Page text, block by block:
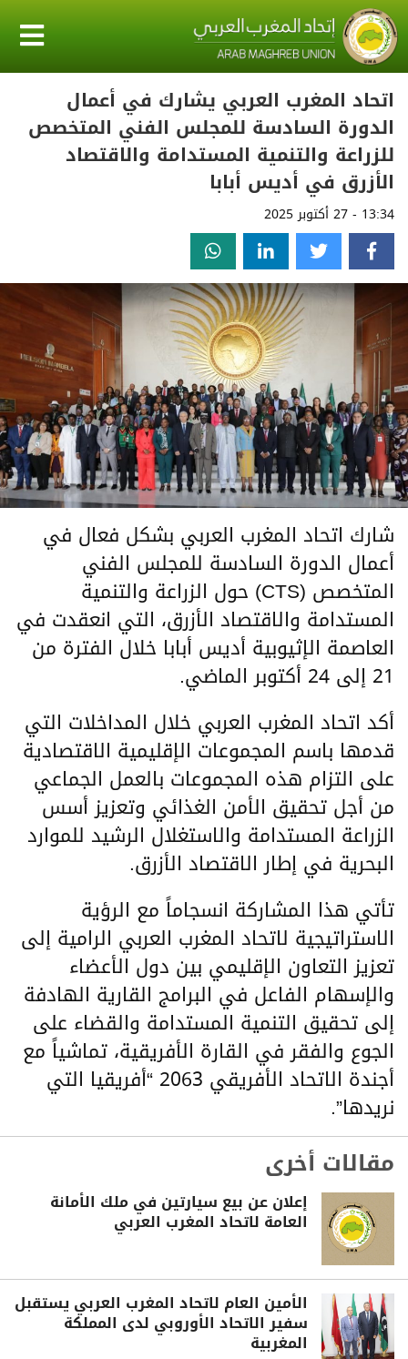
اتحاد المغرب العربي يشارك في أعمال
الدورة السادسة للمجلس الفني المتخصص
للزراعة والتنمية المستدامة والاقتصاد
الأزرق في أديس أبابا
13:34 - 27 أكتوبر 2025
شارك اتحاد المغرب العربي بشكل فعال في
أعمال الدورة السادسة للمجلس الفني
المتخصص (CTS) حول الزراعة والتنمية
المستدامة والاقتصاد الأزرق، التي انعقدت في
العاصمة الإثيوبية أديس أبابا خلال الفترة من
21 إلى 24 أكتوبر الماضي.
أكد اتحاد المغرب العربي خلال المداخلات التي
قدمها باسم المجموعات الإقليمية الاقتصادية
على التزام هذه المجموعات بالعمل الجماعي
من أجل تحقيق الأمن الغذائي وتعزيز أسس
الزراعة المستدامة والاستغلال الرشيد للموارد
البحرية في إطار الاقتصاد الأزرق.
تأتي هذا المشاركة انسجاماً مع الرؤية
الاستراتيجية لاتحاد المغرب العربي الرامية إلى
تعزيز التعاون الإقليمي بين دول الأعضاء
والإسهام الفاعل في البرامج القارية الهادفة
إلى تحقيق التنمية المستدامة والقضاء على
الجوع والفقر في القارة الأفريقية، تماشياً مع
أجندة الاتحاد الأفريقي 2063 “أفريقيا التي
نريدها”.
مقالات أخرى
إعلان عن بيع سيارتين في ملك الأمانة
العامة لاتحاد المغرب العربي
الأمين العام لاتحاد المغرب العربي يستقبل
سفير الاتحاد الأوروبي لدى المملكة
المغربية